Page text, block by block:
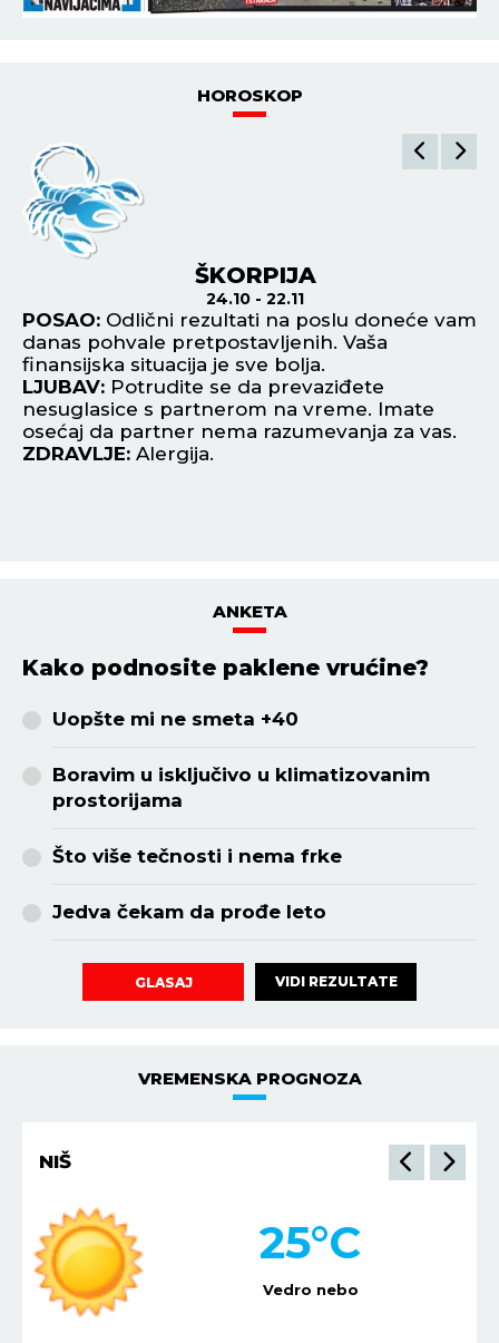
HOROSKOP
ŠKORPIJA
24.10 - 22.11
POSAO: Odlični rezultati na poslu doneće vam
danas pohvale pretpostavljenih. Vaša
finansijska situacija je sve bolja.
LJUBAV: Potrudite se da prevaziđete
nesuglasice s partnerom na vreme. Imate
osećaj da partner nema razumevanja za vas.
ZDRAVLJE: Alergija.
ANKETA
Kako podnosite paklene vrućine?
Uopšte mi ne smeta +40
Boravim u isključivo u klimatizovanim
prostorijama
Što više tečnosti i nema frke
Jedva čekam da prođe leto
GLASAJ VIDI REZULTATE
VREMENSKA PROGNOZA
NIŠ
Vedro nebo
25°C